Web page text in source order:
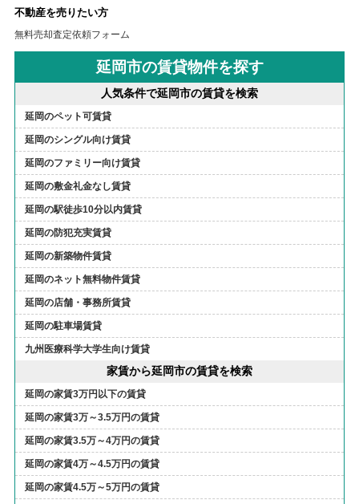
不動産を売りたい方
無料売却査定依頼フォーム
延岡市の賃貸物件を探す
人気条件で延岡市の賃貸を検索
延岡のペット可賃貸
延岡のシングル向け賃貸
延岡のファミリー向け賃貸
延岡の敷金礼金なし賃貸
延岡の駅徒歩10分以内賃貸
延岡の防犯充実賃貸
延岡の新築物件賃貸
延岡のネット無料物件賃貸
延岡の店舗・事務所賃貸
延岡の駐車場賃貸
九州医療科学大学生向け賃貸
家賃から延岡市の賃貸を検索
延岡の家賃3万円以下の賃貸
延岡の家賃3万～3.5万円の賃貸
延岡の家賃3.5万～4万円の賃貸
延岡の家賃4万～4.5万円の賃貸
延岡の家賃4.5万～5万円の賃貸